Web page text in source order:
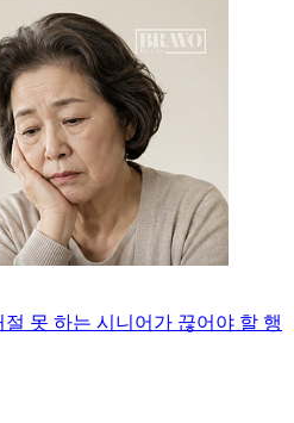
절 못 하는 시니어가 끊어야 할 행